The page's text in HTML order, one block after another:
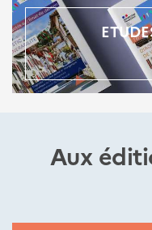
Aux